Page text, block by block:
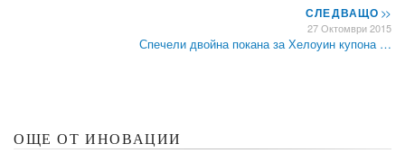
СЛЕДВАЩО>>
27 Октомври 2015
Спечели двойна покана за Хелоуин купона …
ОЩЕ ОТ ИНОВАЦИИ